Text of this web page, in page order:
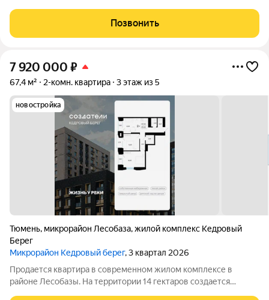
класса высотой от 5 до 25 этажей, собственным детским садом
и благоустроенной набережной.
Позвонить
7 920 000 ₽
67,4 м² 2-комн. квартира 3 этаж из 5
новостройка
Тюмень, микрорайон Лесобаза,жилой комплекс Кедровый
Берег
Микрорайон Кедровый берег, 3 квартал 2026
Продается квартира в современном жилом комплексе в
районе Лесобазы. На территории 14 гектаров создается